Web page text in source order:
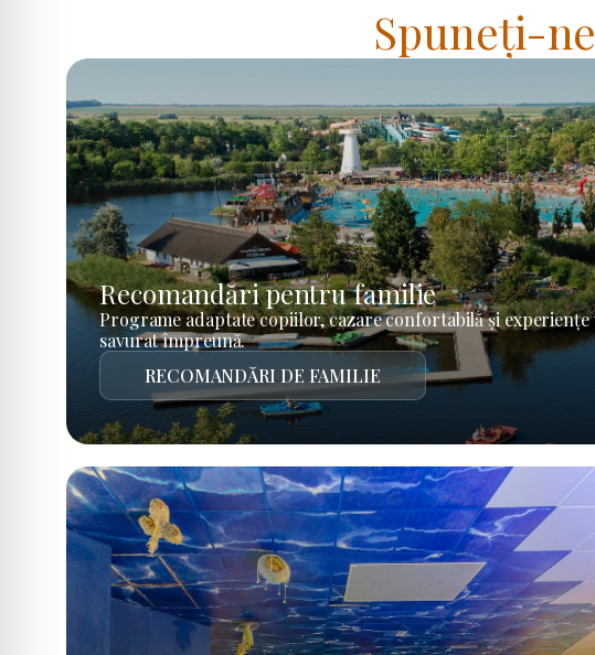
Spuneți-
Recomandări pentru familie
Programe adaptate copiilor, cazare confortabilă și experiențe
savurat împreună.
RECOMANDĂRI DE FAMILIE